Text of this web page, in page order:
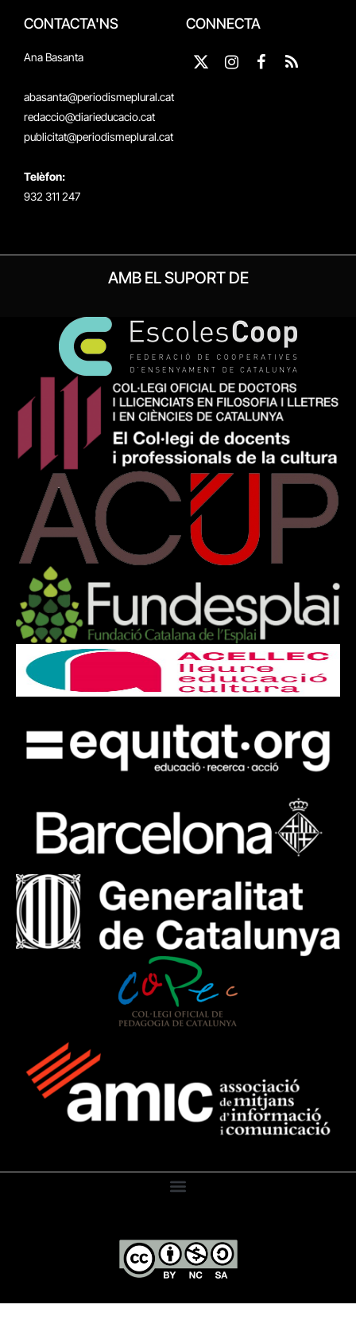
CONTACTA'NS
Ana Basanta
abasanta@periodismeplural.cat
redaccio@diarieducacio.cat
publicitat@periodismeplural.cat
Telèfon:
932 311 247
CONNECTA
X
Instagram
Facebook
RSS
AMB EL SUPORT DE